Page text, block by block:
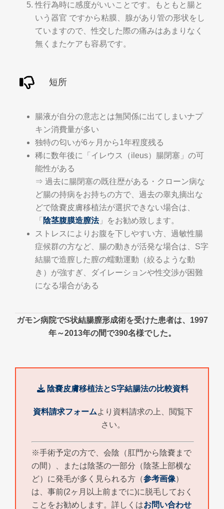
性行為時に感度がいいことです。もともと腸と
いう器官 ですから粘膜、腺があり管の形状をし
ていますので、性交した際の痛みはあまりなく
無くまたケアも容易です。
短所
腸液が自分の意志とは無関係に出てしまいナプ
キン消費量が多い
独特の匂いが6ヶ月から1年程度残る
稀に数年後に「イレウス（ileus）腸閉塞」の可
能性がある
⇒ 過去に腸閉塞の既往歴がある・クローン病な
ど腸の持病をお持ちの方で、過去の睾丸摘出な
どで陰嚢皮膚移植法が選択できない場合は、
「 陰茎腹膜造膣法」をお勧め致します。
ストレスによりお腹を下しやすい方、過敏性腸
症候群の方など、腸の動きが活発な場合は、S字
結腸で造膣した膣の蠕動運動（絞るような動
き）が強すぎ、ダイレーションや性交渉が困難
になる場合がある
ガモン病院でS状結腸膣形成術を受けた患者は、1997
年～2013年の間で390名様でした。
陰嚢皮膚移植法とS字結腸法の比較資料
資料請求フォームより資料請求の上、閲覧下
さい。
※手術予定の方で、会陰（肛門から陰嚢まで
の間）、または陰茎の一部分（陰茎上部横な
ど）に発毛が多く見られる方（参考画像）
は、事前(2ヶ月以上前までに)に脱毛しておく
ことをお勧めします。詳しくはお問い合わせ